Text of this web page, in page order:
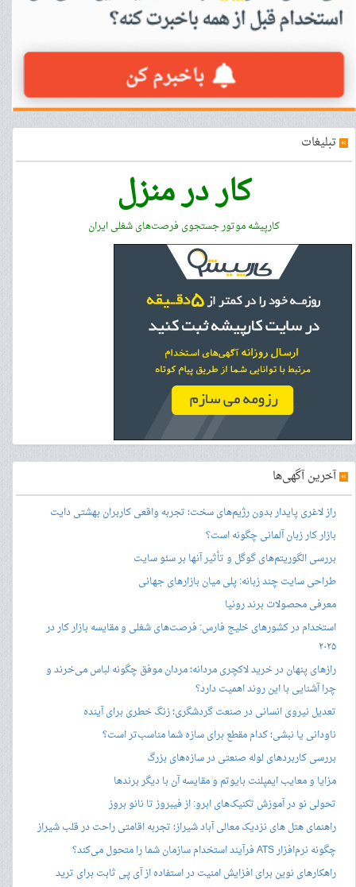
» تبلیغات
کار در منزل
کارپیشه موتور جستجوی فرصت‌های شغلی ایران
»آخرین آگهی‌ها
راز لاغری پایدار بدون رژیم‌های سخت؛ تجربه واقعی کاربران بهشتی دایت
بازار کار زبان آلمانی چگونه است؟
بررسی الگوریتم‌های گوگل و تأثیر آنها بر سئو سایت
طراحی سایت چند زبانه: پلی میان بازارهای جهانی
معرفی محصولات برند رونیا
استخدام در کشورهای خلیج فارس: فرصت‌های شغلی و مقایسه بازار کار در
۲۰۲۵
رازهای پنهان در خرید لاکچری مردانه؛ مردان موفق چگونه لباس می‌خرند و
چرا آشنایی با این روند اهمیت دارد؟
تعدیل نیروی انسانی در صنعت گردشگری؛ زنگ خطری برای آینده
ناودانی یا نبشی؛ کدام مقطع برای سازه شما مناسب‌تر است؟
بررسی کاربردهای لوله صنعتی در سازه‌های بزرگ
مزایا و معایب ایمپلنت بایوتم و مقایسه آن با دیگر برندها
تحولی نو در آموزش تکنیک‌های ابرو: از فیبروز تا نانو بروز
راهنمای هتل های نزدیک معالی آباد شیراز؛ تجربه اقامتی راحت در قلب شیراز
چگونه نرم‌افزار ATS فرآیند استخدام سازمان شما را متحول می‌کند؟
راهکارهای نوین برای افزایش امنیت در استفاده از آی پی ثابت برای ترید